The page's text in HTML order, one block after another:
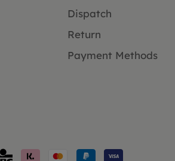
Dispatch
Return
Payment Methods